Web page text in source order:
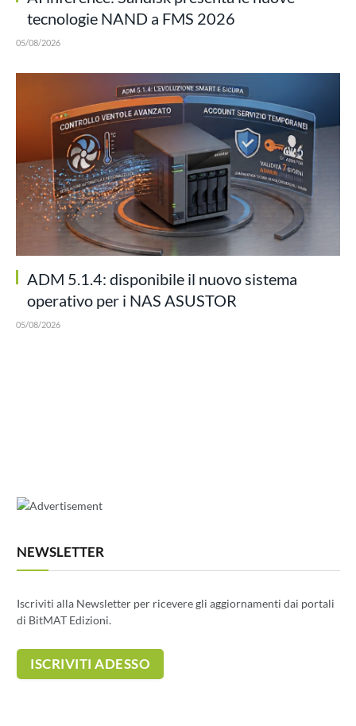
tecnologie NAND a FMS 2026
05/08/2026
ADM 5.1.4: disponibile il nuovo sistema
operativo per i NAS ASUSTOR
05/08/2026
NEWSLETTER
Iscriviti alla Newsletter per ricevere gli aggiornamenti dai portali
di BitMAT Edizioni.